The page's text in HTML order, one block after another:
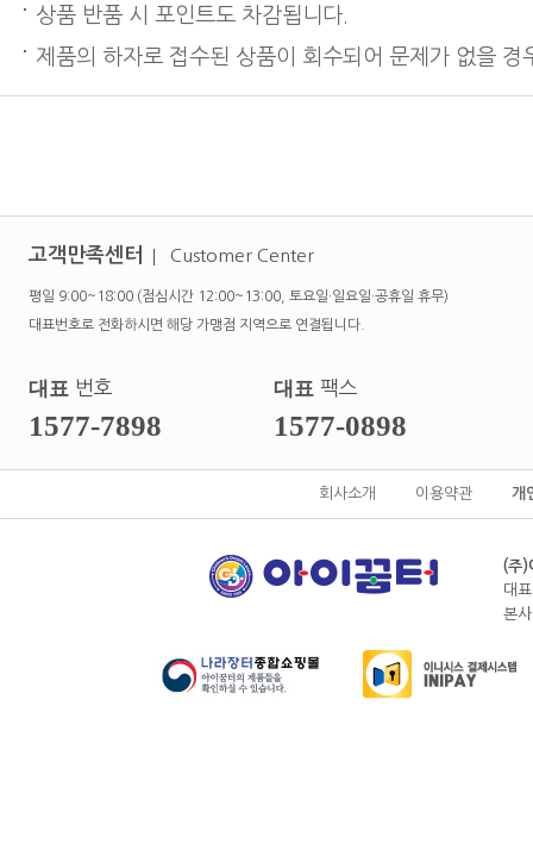
상품 반품 시 포인트도 차감됩니다.
제품의 하자로 접수된 상품이 회수되어 문제가 없을
고객만족센터 Customer Center
평일 9:00~18:00 (점심시간 12:00~13:00, 토요일·일요일·공휴일 휴무)
대표번호로 전화하시면 해당 가맹점 지역으로 연결됩니다.
대표 번호
1577-7898
대표 팩스
1577-0898
회사소개 이용약관 개
(주)
대
본